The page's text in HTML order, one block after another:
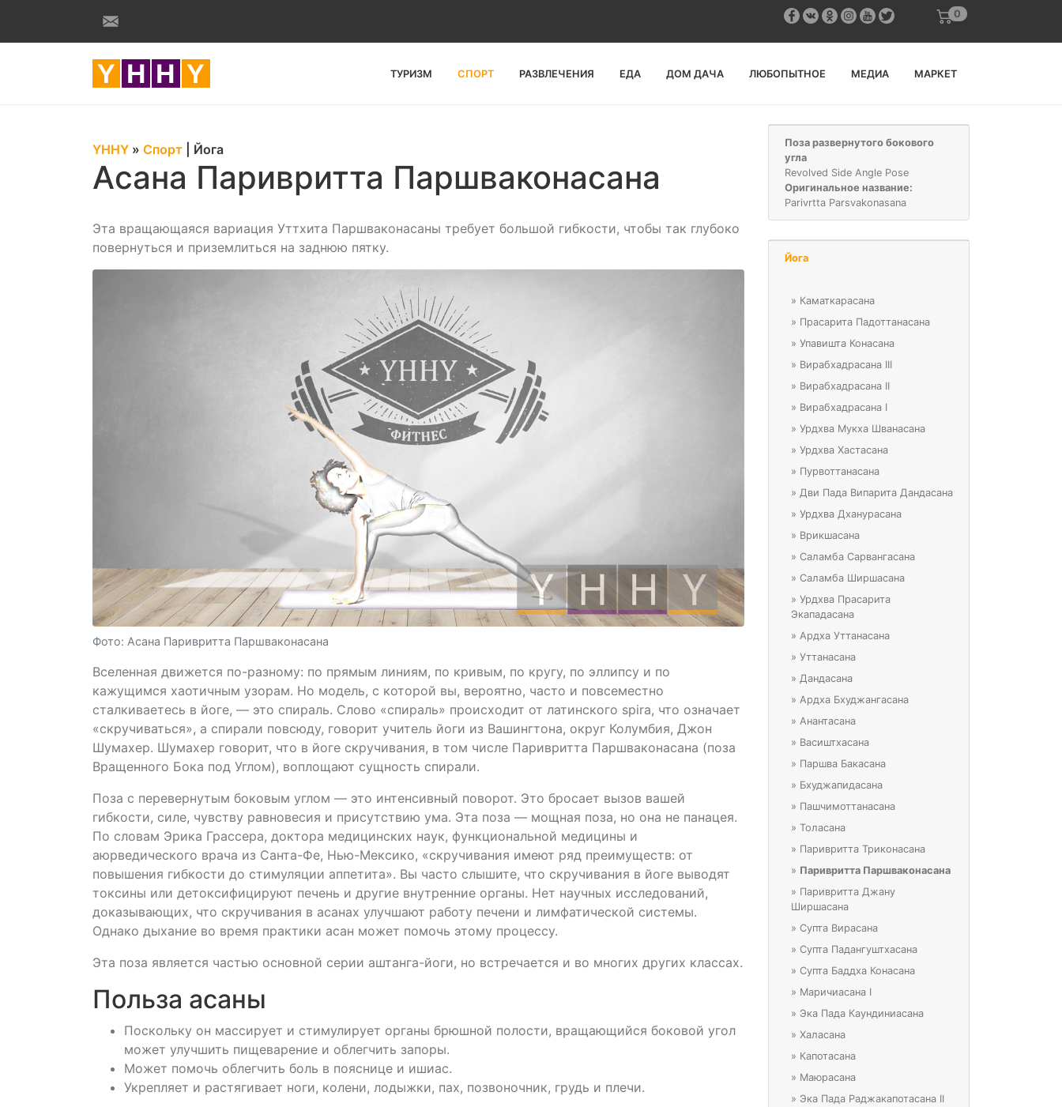
0
ТУРИЗМ СПОРТ РАЗВЛЕЧЕНИЯ ЕДА ДОМ ДАЧА ЛЮБОПЫТНОЕ МЕДИА МАРКЕТ
YHHY » Спорт Йога
Асана Паривритта Паршваконасана
Эта вращающаяся вариация Уттхита Паршваконасаны требует большой гибкости, чтобы так глубоко
повернуться и приземлиться на заднюю пятку.
Фото: Асана Паривритта Паршваконасана
Вселенная движется по-разному: по прямым линиям, по кривым, по кругу, по эллипсу и по
кажущимся хаотичным узорам. Но модель, с которой вы, вероятно, часто и повсеместно
сталкиваетесь в йоге, — это спираль. Слово «спираль» происходит от латинского spira, что означает
«скручиваться», а спирали повсюду, говорит учитель йоги из Вашингтона, округ Колумбия, Джон
Шумахер. Шумахер говорит, что в йоге скручивания, в том числе Паривритта Паршваконасана (поза
Вращенного Бока под Углом), воплощают сущность спирали.
Поза с перевернутым боковым углом — это интенсивный поворот. Это бросает вызов вашей
гибкости, силе, чувству равновесия и присутствию ума. Эта поза — мощная поза, но она не панацея.
По словам Эрика Грассера, доктора медицинских наук, функциональной медицины и
аюрведического врача из Санта-Фе, Нью-Мексико, «скручивания имеют ряд преимуществ: от
повышения гибкости до стимуляции аппетита». Вы часто слышите, что скручивания в йоге выводят
токсины или детоксифицируют печень и другие внутренние органы. Нет научных исследований,
доказывающих, что скручивания в асанах улучшают работу печени и лимфатической системы.
Однако дыхание во время практики асан может помочь этому процессу.
Эта поза является частью основной серии аштанга-йоги, но встречается и во многих других классах.
Польза асаны
Поскольку он массирует и стимулирует органы брюшной полости, вращающийся боковой угол
может улучшить пищеварение и облегчить запоры.
Может помочь облегчить боль в пояснице и ишиас.
Укрепляет и растягивает ноги, колени, лодыжки, пах, позвоночник, грудь и плечи.
Поза развернутого бокового
угла
Revolved Side Angle Pose
Оригинальное название:
Parivrtta Parsvakonasana
Йога
» Каматкарасана
» Прасарита Падоттанасана
» Упавишта Конасана
» Вирабхадрасана III
» Вирабхадрасана II
» Вирабхадрасана I
» Урдхва Мукха Шванасана
» Урдхва Хастасана
» Пурвоттанасана
» Дви Пада Випарита Дандасана
» Урдхва Дханурасана
» Врикшасана
» Саламба Сарвангасана
» Саламба Ширшасана
» Урдхва Прасарита
Экападасана
» Ардха Уттанасана
» Уттанасана
» Дандасана
» Ардха Бхуджангасана
» Анантасана
» Васиштхасана
» Паршва Бакасана
» Бхуджапидасана
» Пашчимоттанасана
» Толасана
» Паривритта Триконасана
» Паривритта Паршваконасана
» Паривритта Джану
Ширшасана
» Супта Вирасана
» Супта Падангуштхасана
» Супта Баддха Конасана
» Маричиасана I
» Эка Пада Каундиниасана
» Халасана
» Капотасана
» Маюрасана
» Эка Пада Раджакапотасана II